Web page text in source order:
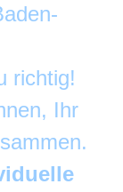
richtig!
Ihr